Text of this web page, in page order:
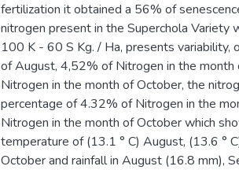
fertilization it obtained a 56% of
nitrogen present in the Superchola
100 K - 60 S Kg. / Ha, presents
of August, 4,52% of Nitrogen in the
Nitrogen in the month of October, the
percentage of 4.32% of Nitrogen in the
Nitrogen in the month of October which
temperature of (13.1 ° C) August, (13.6 °
October and rainfall in August (16.8 mm),